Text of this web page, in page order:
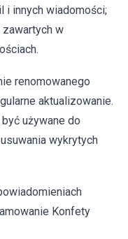
i innych wiadomości;
zawartych w
renomowanego
aktualizowanie.
używane do
wykrytych
Konfety